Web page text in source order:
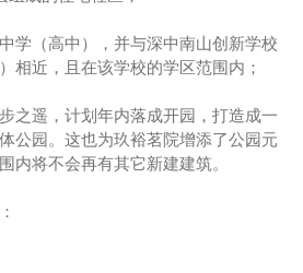
学（高中），并与深中南山创新学校
相近，且在该学校的学区范围内；
之遥，计划年内落成开园，打造成一
公园。这也为玖裕茗院增添了公园元
内将不会再有其它新建建筑。